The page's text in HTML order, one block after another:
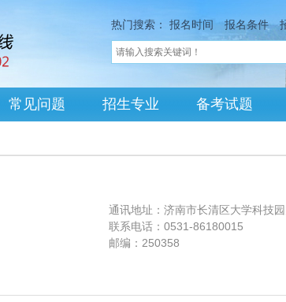
热门搜索： 报名时间 报名条件
常见问题 招生专业 备考试题
通讯地址：济南市长清区大学科技
联系电话：0531-86180015
邮编：250358